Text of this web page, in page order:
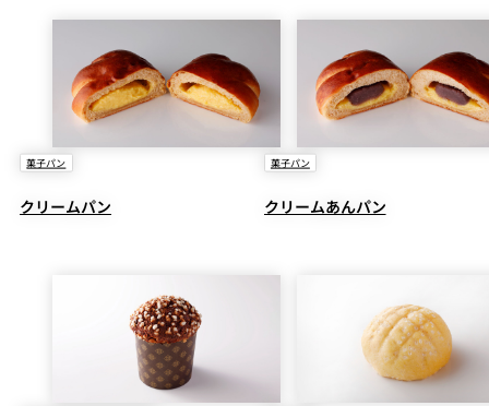
菓子パン
クリームパン
菓子パン
クリームあんパン